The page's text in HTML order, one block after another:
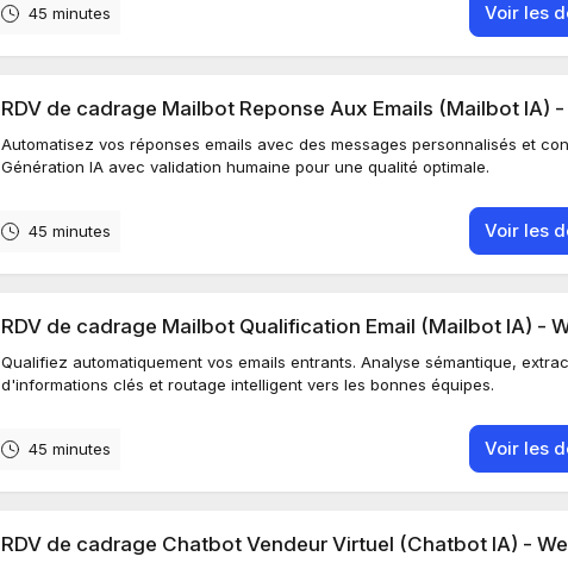
45 minutes Voir les
RDV de cadrage Mailbot Reponse Aux Emails (Mailbot IA)
Automatisez vos réponses emails avec des messages personnalisés et
Génération IA avec validation humaine pour une qualité optimale.
45 minutes Voir les
RDV de cadrage Mailbot Qualification Email (Mailbot IA) -
Qualifiez automatiquement vos emails entrants. Analyse sémantique,
d'informations clés et routage intelligent vers les bonnes équipes.
45 minutes Voir les
RDV de cadrage Chatbot Vendeur Virtuel (Chatbot IA) -